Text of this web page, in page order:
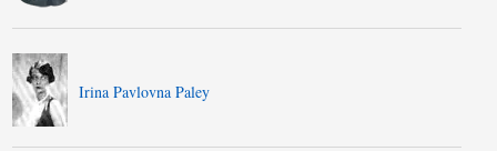
Irina Pavlovna Paley